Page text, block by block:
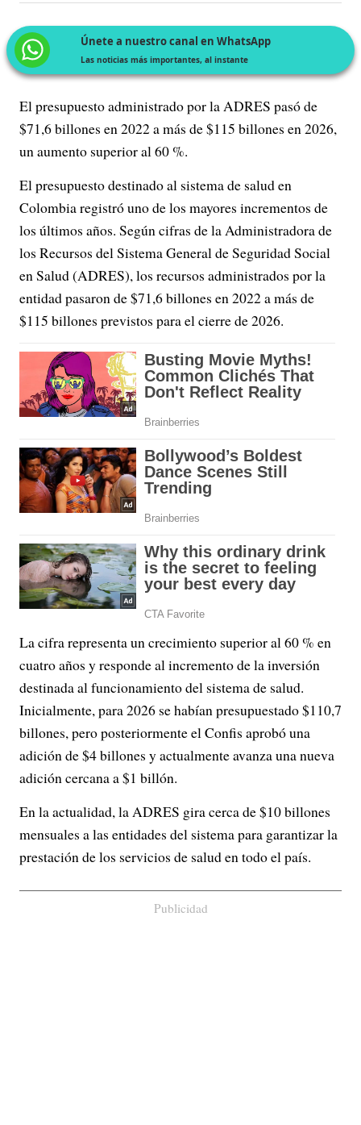
Únete a nuestro canal en WhatsApp
Las noticias más importantes, al instante
El presupuesto administrado por la ADRES pasó de
$71,6 billones en 2022 a más de $115 billones en 2026,
un aumento superior al 60 %.
El presupuesto destinado al sistema de salud en
Colombia registró uno de los mayores incrementos de
los últimos años. Según cifras de la Administradora de
los Recursos del Sistema General de Seguridad Social
en Salud (ADRES), los recursos administrados por la
entidad pasaron de $71,6 billones en 2022 a más de
$115 billones previstos para el cierre de 2026.
La cifra representa un crecimiento superior al 60 % en
cuatro años y responde al incremento de la inversión
destinada al funcionamiento del sistema de salud.
Inicialmente, para 2026 se habían presupuestado $110,7
billones, pero posteriormente el Confis aprobó una
adición de $4 billones y actualmente avanza una nueva
adición cercana a $1 billón.
En la actualidad, la ADRES gira cerca de $10 billones
mensuales a las entidades del sistema para garantizar la
prestación de los servicios de salud en todo el país.
Publicidad